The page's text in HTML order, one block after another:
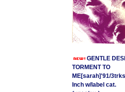
GENTLE
TORMENT TO
ME[sarah]'91/
Inch w/label cat.